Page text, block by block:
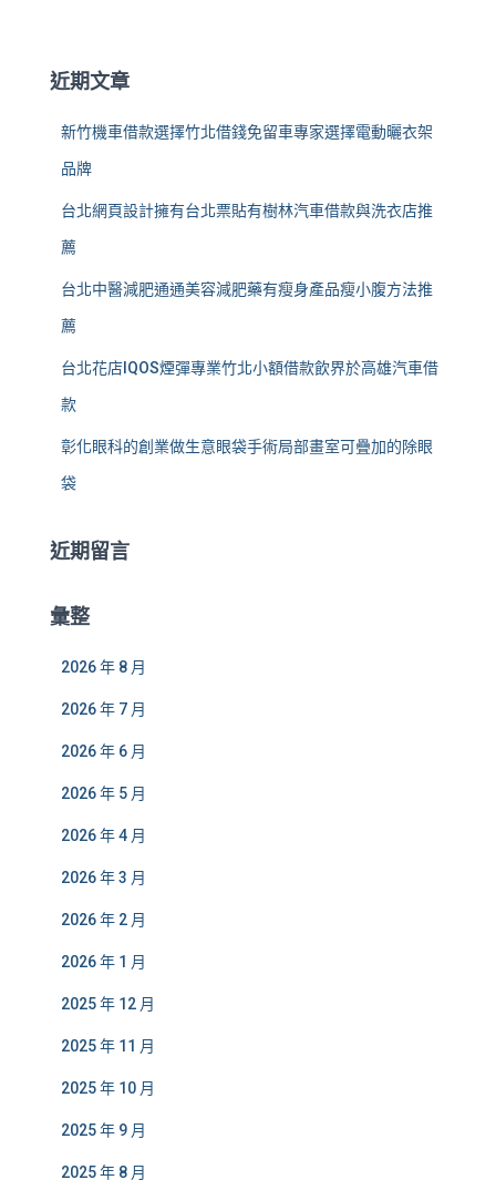
:近期文章
新竹機車借款選擇竹北借錢免留車專家選擇電動曬衣架
品牌
台北網頁設計擁有台北票貼有樹林汽車借款與洗衣店推
薦
台北中醫減肥通通美容減肥藥有瘦身產品瘦小腹方法推
薦
台北花店IQOS煙彈專業竹北小額借款飲界於高雄汽車借
款
彰化眼科的創業做生意眼袋手術局部畫室可疊加的除眼
袋
近期留言
彙整
2026 年 8 月
2026 年 7 月
2026 年 6 月
2026 年 5 月
2026 年 4 月
2026 年 3 月
2026 年 2 月
2026 年 1 月
2025 年 12 月
2025 年 11 月
2025 年 10 月
2025 年 9 月
2025 年 8 月